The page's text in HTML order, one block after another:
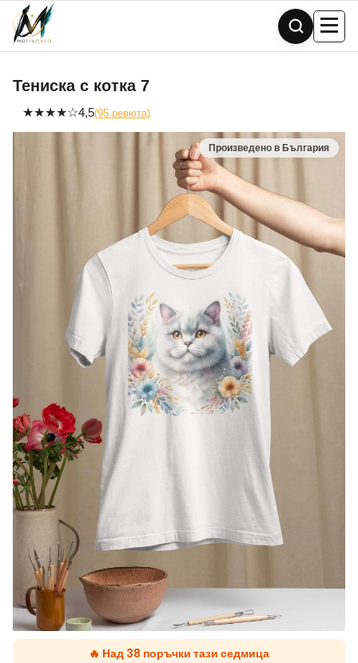
Skip
content
Тениска с котка 7
★★★★☆4,5(95 ревюта)
🔥 Над 38 поръчки тази седмица